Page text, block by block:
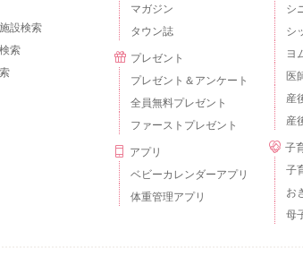
設検索
索
マガジン
タウン誌
プレゼント
プレゼント＆アンケート
全員無料プレゼント
ファーストプレゼント
アプリ
ベビーカレンダーアプリ
体重管理アプリ
シ
シ
ヨ
医
産
産
子
子
お
母